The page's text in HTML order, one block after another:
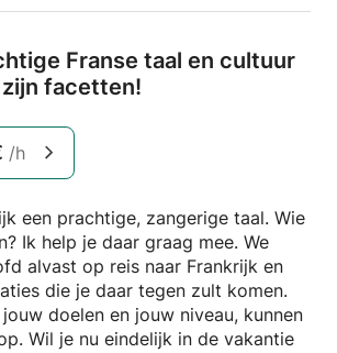
Franse taal en cultuur
facetten!
/h
een prachtige, zangerige taal. Wie
Ik help je daar graag mee. We
alvast op reis naar Frankrijk en
die je daar tegen zult komen.
doelen en jouw niveau, kunnen
Wil je nu eindelijk in de vakantie